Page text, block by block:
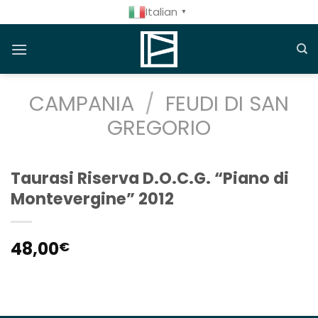
ai
contenuti
Italian ▼
CAMPANIA / FEUDI DI SAN
GREGORIO
Taurasi Riserva D.O.C.G. “Piano di
Montevergine” 2012
48,00€